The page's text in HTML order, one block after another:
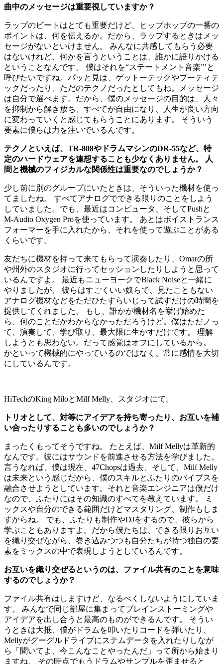
曲中のメッセージは重要視していますか？
ラップのビートはとても重要だけど、ヒップホップの一番の
ポイントは、何を伝えるか。だから、ラップするときはメッ
セージがないといけません。 みんなに共感してもらう必要
はないけれど、何かを言うということは、誰かに語りかける
ということなんです。 僕はそれを“ステートメント音楽”’と
呼びたいですね。パッと見は、ゲットーテックやブーティテ
ックだったり、ただのテクノだったとしてもね。メッセージ
は自分で選べます。だから、僕のメッセージの目的は、人々
を抑制から解き放ち、すべてが自由になり、人生が良い方向
に変わっていくと感じてもらうことにあります。 そういう
要素に僕らは力を注いでいるんです。
テクノといえば、TR-808やドラムマシンのDR-55など、特
定のハードウェアを連想することも少なくありません。 人
間と機械のフィジカルな関係性は重要なのでしょうか？
少し前に別のグループにいたときは、そういった機材を使っ
てましたね。 すべてアナログでできる限りのことをしよう
していました。でも、最近はコンピュータ、そしてPushと
M-Audio Oxygen Proを使っています。 あとはボイストランス
フォーマーを手に入れたから、それを使って遊ぶことがある
くらいです。
友だちに機材を持って来てもらって演奏したり、Omarの所
や州外のスタジオに行ってセッションしたりしようと思って
いるんですよ。 最近もニューヨークでBlack Noiseと一緒に
やりましたが、 彼らはすごくいい奴らで、見たこともない
アナログ機材などをただひたすらいじって試すだけの時間を
提供してくれました。 もし、誰かが機材名を挙げ始めた
ら、何のことだかわからなかっただろうけど。僕はただノっ
て、演奏して、学び取り、最大限に生かすだけです。 理解
しようとも思わない。だって感覚はオフにしているから。
かといって機械的にやっているのではなく、常に感情を大切
にしているんです。
HiTechのKing MiloとMilf Melly、スタジオにて。
トリオとして、対等にアイデアを持ち寄ったり、お互いを補
い合ったりすることも多いのでしょうか？
まったくもってそうですね。 たとえば、Milf Mellyは革新的
なんです。彼にはサウンドを前進させる方法を学びました。
言うなれば、僕は現在、47Chopsは過去、そして、Milf Melly
は未来という感じだから、僕のスキルとふたりのバイブスを
融合させようとしています。それと音楽エンジニアは僕だけ
なので、ふたりにはその知識のすべてを教えています。 ミ
ックスや自分のできる範囲だけどマスタリング、制作もしま
すからね。 でも、ふたりも制作やDJをするので、彼らから
学ぶこともありますよ。だから僕たちは、できる限りお互い
を織り交ぜながら、巻き込みつつも自分たちが持つ独自の要
素をミックスの中で表現しようとしているんです。
お互いを織り交ぜるというのは、ファイル共有のことを意味
するのでしょうか？
ファイル共有はしますけど、なるべくしないようにしていま
す。 みんなで同じ部屋に集まってブレインストーミングや
アイデアを出し合うと最高のものができるんです。 そうい
うときは大抵、僕がドラムを叩いたりコードを弾いたり、
Mellyがグーグルドライブにステムデータを入れたりしなが
ら「聞いてよ、今こんなことやったんだ」って所から始まり
ますね。 その時点でもうドラムやサンプルを歪ませると